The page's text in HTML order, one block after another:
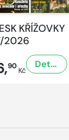
KŘÍŽOVKY
2026
90 Kč
Detail